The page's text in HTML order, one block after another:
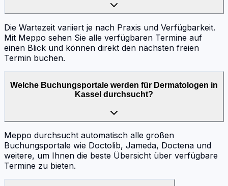
Die Wartezeit variiert je nach Praxis und Verfügbarkeit.
Mit Meppo sehen Sie alle verfügbaren Termine auf
einen Blick und können direkt den nächsten freien
Termin buchen.
Welche Buchungsportale werden für Dermatologen in
Kassel durchsucht?
Meppo durchsucht automatisch alle großen
Buchungsportale wie Doctolib, Jameda, Doctena und
weitere, um Ihnen die beste Übersicht über verfügbare
Termine zu bieten.